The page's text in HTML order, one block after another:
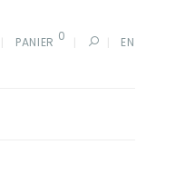
PANIER 0 EN